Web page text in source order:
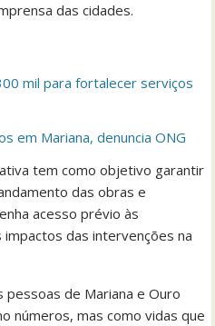
das cidades.
mil para fortalecer serviços
em Mariana, denuncia ONG
tem como objetivo garantir
das obras e
acesso prévio às
das intervenções na
pessoas de Mariana e Ouro
números, mas como vidas que